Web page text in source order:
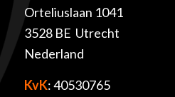
Orteliuslaan 1041
3528 BE Utrecht
Nederland
KvK: 40530765